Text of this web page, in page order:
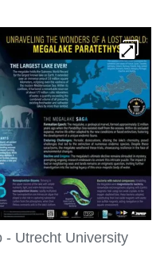
- Utrecht University